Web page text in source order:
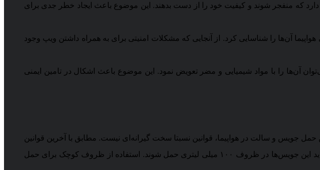
که منفجر شوند و کیفیت خود را از دست بدهند. این موضوع باعث ایجاد خطر جدی برای
آن‌ها را شناسایی کرد. از آنجایی که مشکلات امنیتی برای به همراه داشتن ویپ وجود
آن‌ها را با مواد شیمیایی و مضر تعویض نمود. این موضوع باعث اشکال در تامین ایمنی
حمل جویس و سالت در هواپیما، قوانین نسبتا سخت گیرانه‌ای نیست. مطابق با آخرین قوانین
ایرلاین‌ها و هواپیماهای کشور، حداکثر میزان جویس قابل حمل توسط هر فرد ۹۵۰ میلی لیتر است که باید این جویس‌ها در ظروف ۱۰۰ میلی لیتری حمل شوند. استفاده از ظروف کوچک برای حمل